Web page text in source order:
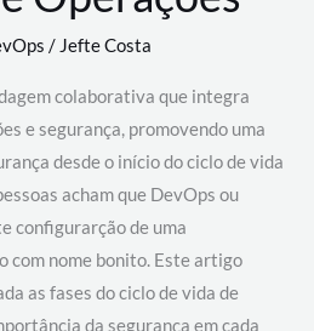
/Jefte Costa
colaborativa que integra
e segurança, promovendo uma
desde o início do ciclo de vida
acham que DevOps ou
configurarção de uma
com nome bonito. Este artigo
as fases do ciclo de vida de
da segurança em cada